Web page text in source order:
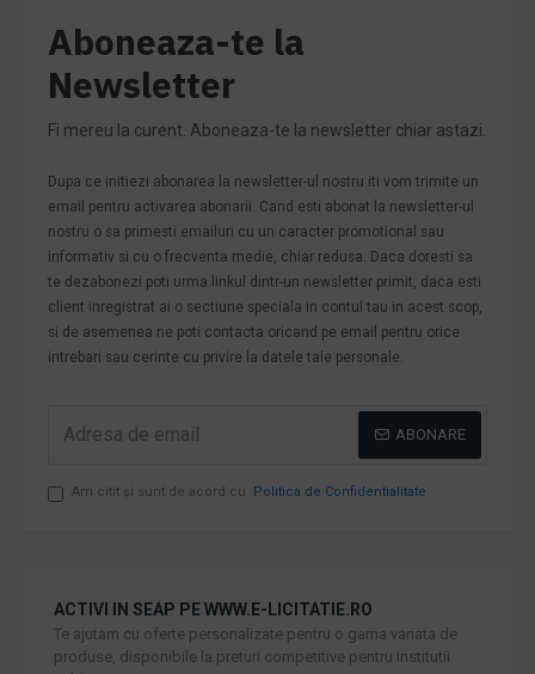
Aboneaza-te la
Newsletter
Fi mereu la curent. Aboneaza-te la newsletter chiar astazi.
Dupa ce initiezi abonarea la newsletter-ul nostru iti vom trimite un
email pentru activarea abonarii. Cand esti abonat la newsletter-ul
nostru o sa primesti emailuri cu un caracter promotional sau
informativ si cu o frecventa medie, chiar redusa. Daca doresti sa
te dezabonezi poti urma linkul dintr-un newsletter primit, daca esti
client inregistrat ai o sectiune speciala in contul tau in acest scop,
si de asemenea ne poti contacta oricand pe email pentru orice
intrebari sau cerinte cu privire la datele tale personale.
ABONARE
Am citit şi sunt de acord cu Politica de Confidentialitate
ACTIVI IN SEAP PE WWW.E-LICITATIE.RO
Te ajutam cu oferte personalizate pentru o gama variata de
produse, disponibile la preturi competitive pentru Institutii